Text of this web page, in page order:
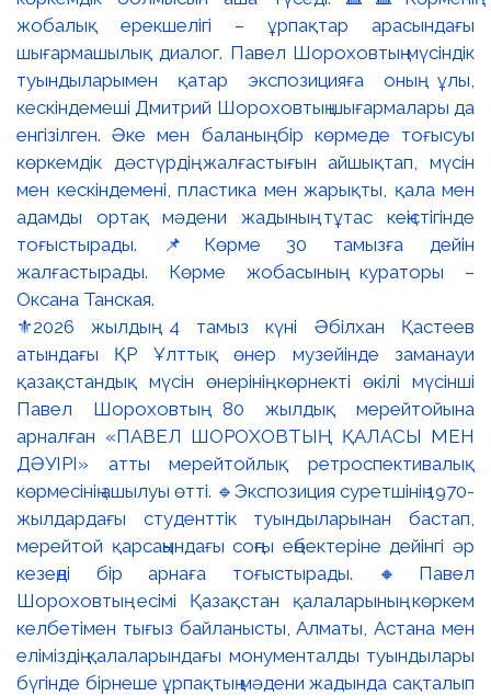
⚜️2026 жылдың 4 тамыз күні Әбілхан Қастеев
атындағы ҚР Ұлттық өнер музейінде заманауи
қазақстандық мүсін өнерінің көрнекті өкілі мүсінші
Павел Шороховтың 80 жылдық мерейтойына
арналған «ПАВЕЛ ШОРОХОВТЫҢ ҚАЛАСЫ МЕН
ДӘУІРІ» атты мерейтойлық ретроспективалық
көрмесінің ашылуы өтті. 🔹Экспозиция суретшінің 1970-
жылдардағы студенттік туындыларынан бастап,
мерейтой қарсаңындағы соңғы еңбектеріне дейінгі әр
кезеңді бір арнаға тоғыстырады. 🔸Павел
Шороховтың есімі Қазақстан қалаларының көркем
келбетімен тығыз байланысты, Алматы, Астана мен
еліміздің қалаларындағы монументалды туындылары
бүгінде бірнеше ұрпақтың мәдени жадында сақталып